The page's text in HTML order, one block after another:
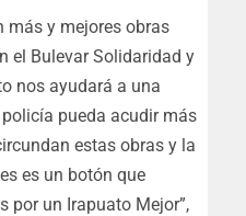
más y mejores obras
el Bulevar Solidaridad y
nos ayudará a una
pueda acudir más
estas obras y la
es un botón que
por un Irapuato Mejor”,